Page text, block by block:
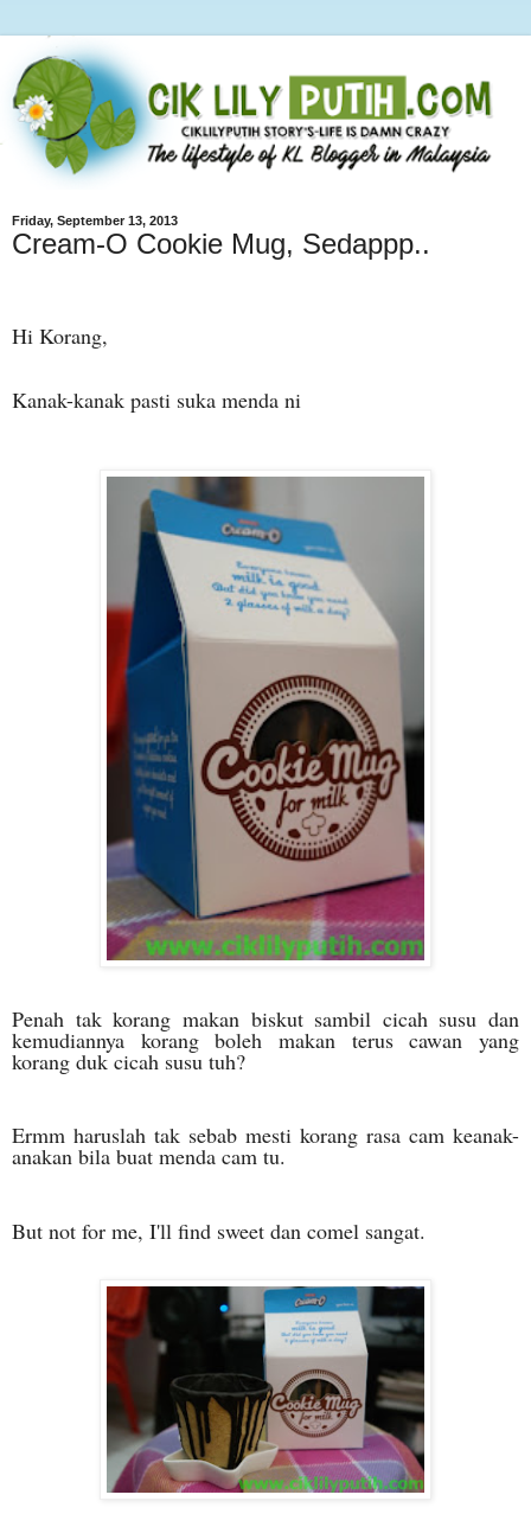
Friday, September 13, 2013
Cream-O Cookie Mug, Sedappp..
Hi Korang,
Kanak-kanak pasti suka menda ni
Penah tak korang makan biskut sambil cicah susu dan
kemudiannya korang boleh makan terus cawan yang
korang duk cicah susu tuh?
Ermm haruslah tak sebab mesti korang rasa cam keanak-
anakan bila buat menda cam tu.
But not for me, I'll find sweet dan comel sangat.